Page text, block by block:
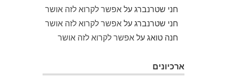
חני שטרנברג על אפשר לקרוא לזה אושר
חני שטרנברג על אפשר לקרוא לזה אושר
חנה טואג על אפשר לקרוא לזה אושר
ארכיונים